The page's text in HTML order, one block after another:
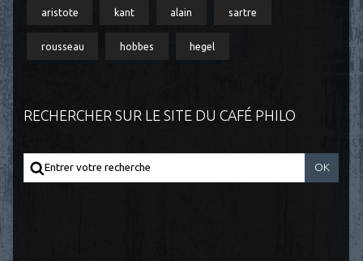
aristote kant alain sartre
rousseau hobbes hegel
RECHERCHER SUR LE SITE DU CAFÉ PHILO